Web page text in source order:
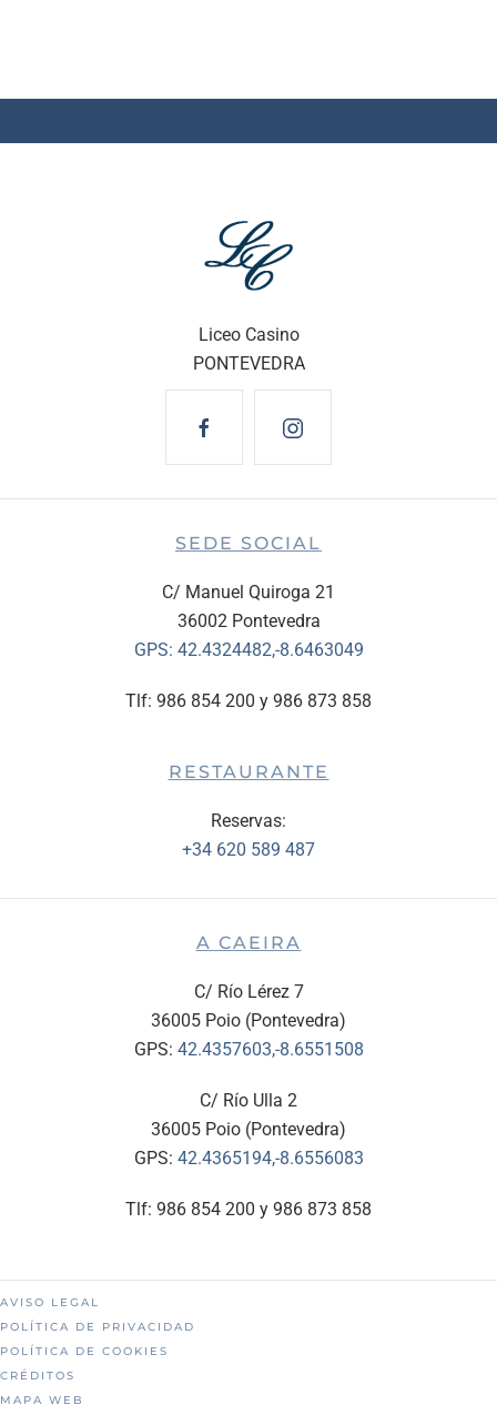
Liceo Casino
PONTEVEDRA
SEDE SOCIAL
C/ Manuel Quiroga 21
36002 Pontevedra
GPS: 42.4324482,-8.6463049
Tlf: 986 854 200 y 986 873 858
RESTAURANTE
Reservas:
+34 620 589 487
A CAEIRA
C/ Río Lérez 7
36005 Poio (Pontevedra)
GPS: 42.4357603,-8.6551508
C/ Río Ulla 2
36005 Poio (Pontevedra)
GPS: 42.4365194,-8.6556083
Tlf: 986 854 200 y 986 873 858
AVISO LEGAL
POLÍTICA DE PRIVACIDAD
POLÍTICA DE COOKIES
CRÉDITOS
MAPA WEB